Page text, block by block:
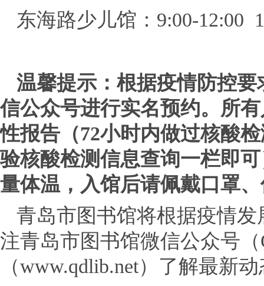
东海路少儿馆：9:00-12:00
温馨提示：根据疫情防控
信公众号进行实名预约。所
性报告（72小时内做过核酸
验核酸检测信息查询一栏即
量体温，入馆后请佩戴口罩
青岛市图书馆将根据疫情
注青岛市图书馆微信公众号
（www.qdlib.net）了解最新